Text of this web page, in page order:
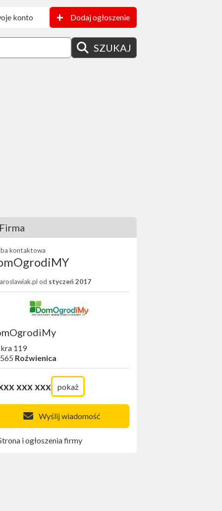
konto + Dodaj ogłoszenie
SZUKAJ
kontaktowa
od styczeń 2017
119
Roźwienica
xxx xxx pokaż
Wyślij wiadomość
i ogłoszenia firmy